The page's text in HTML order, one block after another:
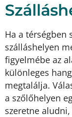
9825
Ha a térségben
szálláshelyen
figyelmébe az
különleges
megtalálja.
a szőlőhelyen
szeretne